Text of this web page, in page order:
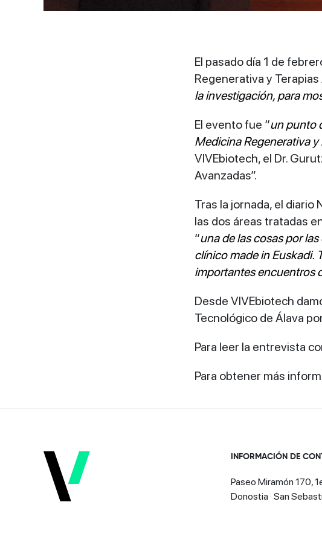
El pasado día 1 de
Regenerativa y
la investigación, para
El evento fue “un punto
Medicina Regenerativa
VIVEbiotech, el Dr.
Avanzadas”.
Tras la jornada, el diario
las dos áreas tratadas
“una de las cosas por
clínico made in Euskadi.
importantes encuentros
Desde VIVEbiotech
Tecnológico de Álava
Para leer la entrevista
Para obtener más
INFORMACIÓN DE
Paseo Miramón 170,
Donostia · San